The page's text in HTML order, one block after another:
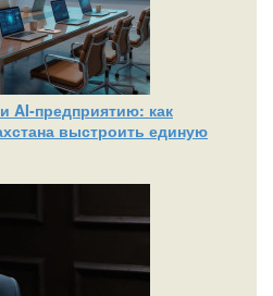
AI‑предприятию: как
выстроить единую